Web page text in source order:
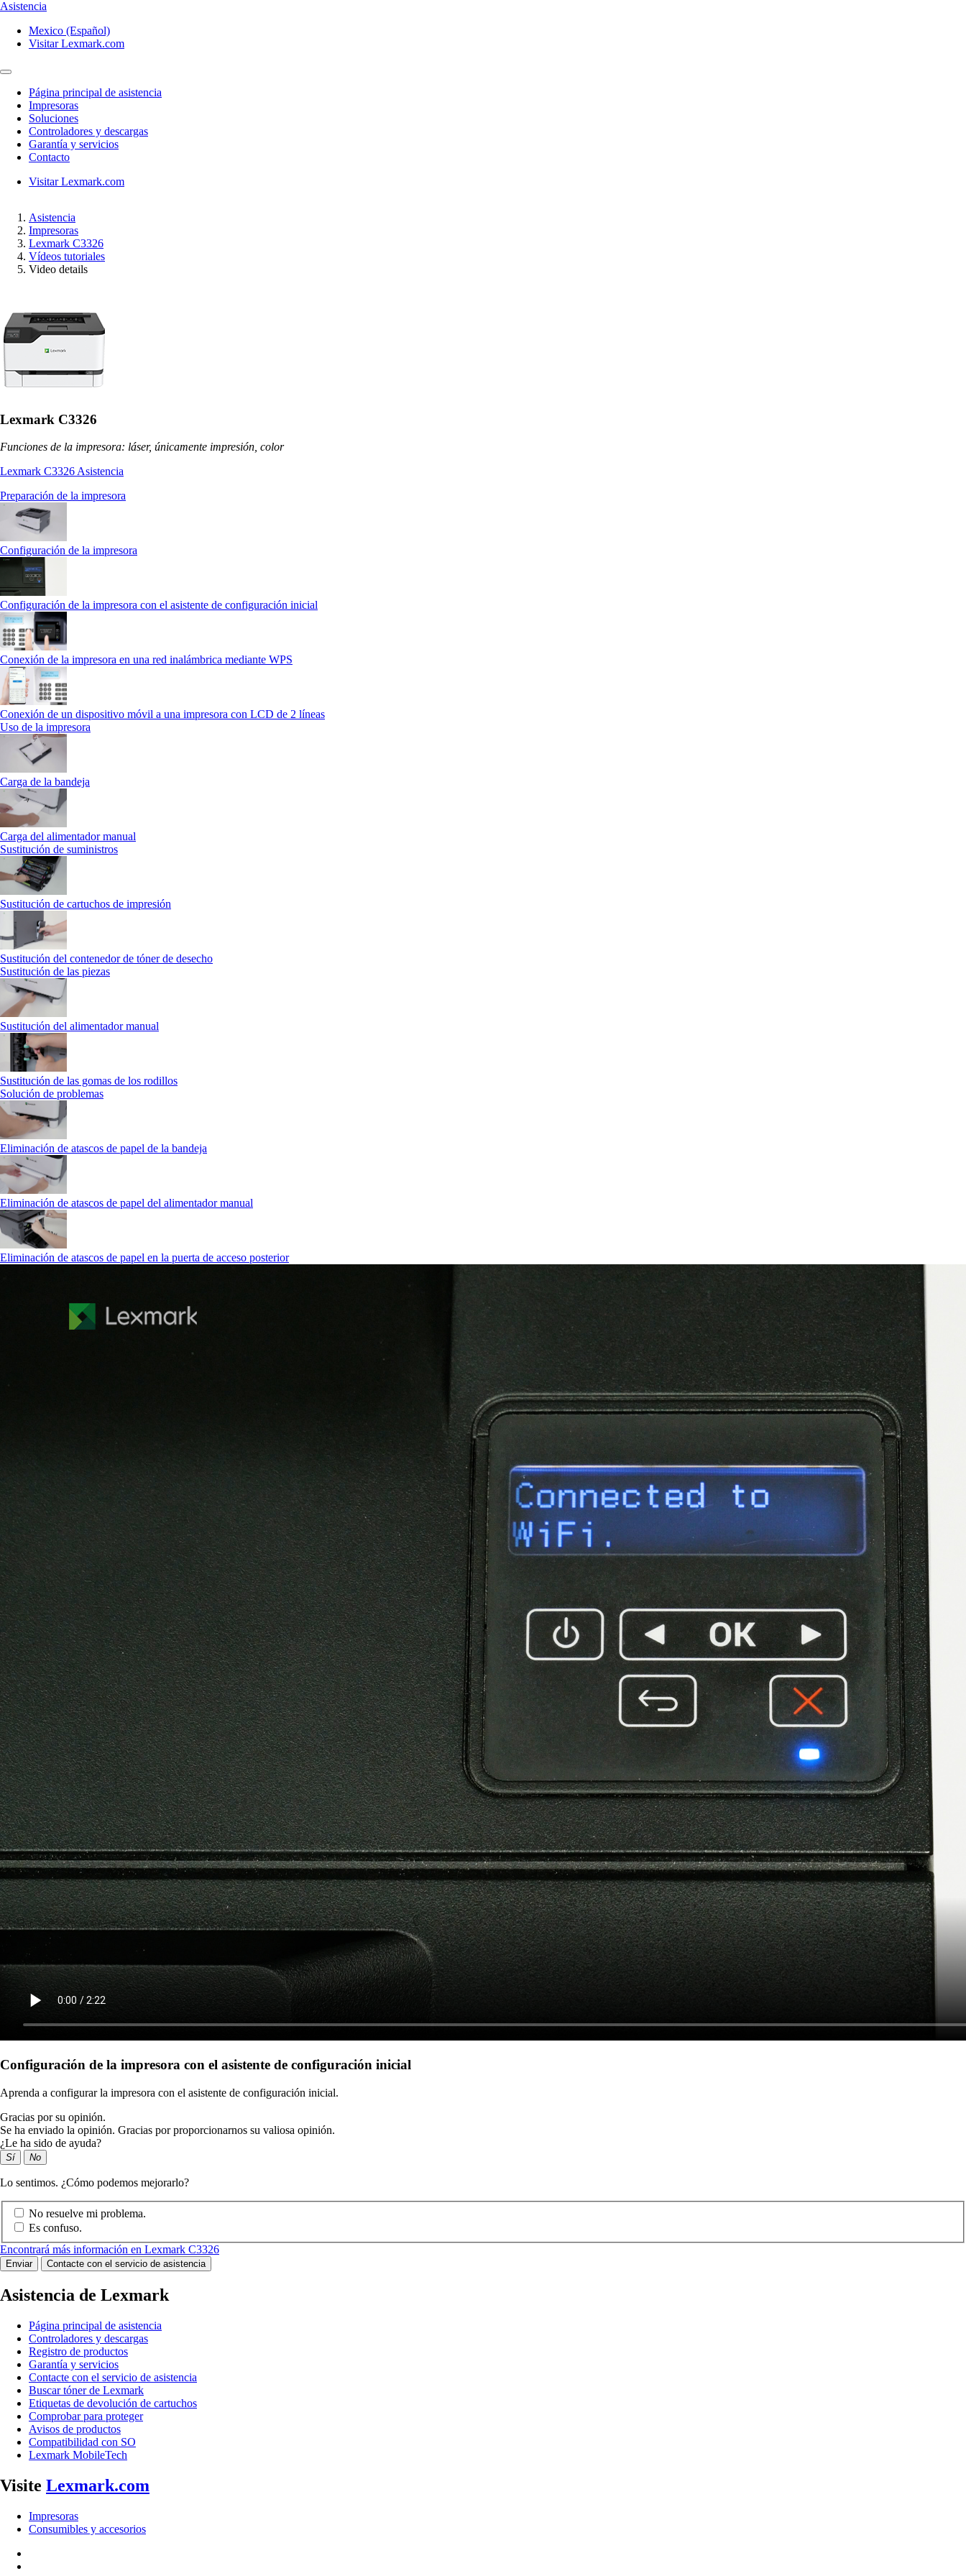
Asistencia
Mexico (Español)
Visitar Lexmark.com
Página principal de asistencia
Impresoras
Soluciones
Controladores y descargas
Garantía y servicios
Contacto
Visitar Lexmark.com
Asistencia
Impresoras
Lexmark C3326
Vídeos tutoriales
Video details
Lexmark C3326
Funciones de la impresora: láser, únicamente impresión, color
Lexmark C3326 Asistencia
Preparación de la impresora
Configuración de la impresora
Configuración de la impresora con el asistente de configuración inicial
Conexión de la impresora en una red inalámbrica mediante WPS
Conexión de un dispositivo móvil a una impresora con LCD de 2 líneas
Uso de la impresora
Carga de la bandeja
Carga del alimentador manual
Sustitución de suministros
Sustitución de cartuchos de impresión
Sustitución del contenedor de tóner de desecho
Sustitución de las piezas
Sustitución del alimentador manual
Sustitución de las gomas de los rodillos
Solución de problemas
Eliminación de atascos de papel de la bandeja
Eliminación de atascos de papel del alimentador manual
Eliminación de atascos de papel en la puerta de acceso posterior
Configuración de la impresora con el asistente de configuración inicial
Aprenda a configurar la impresora con el asistente de configuración inicial.
Gracias por su opinión.
Se ha enviado la opinión. Gracias por proporcionarnos su valiosa opinión.
¿Le ha sido de ayuda?
Sí No
Lo sentimos. ¿Cómo podemos mejorarlo?
No resuelve mi problema.
Es confuso.
Encontrará más información en Lexmark C3326
Enviar Contacte con el servicio de asistencia
Asistencia de Lexmark
Página principal de asistencia
Controladores y descargas
Registro de productos
Garantía y servicios
Contacte con el servicio de asistencia
Buscar tóner de Lexmark
Etiquetas de devolución de cartuchos
Comprobar para proteger
Avisos de productos
Compatibilidad con SO
Lexmark MobileTech
Visite Lexmark.com
Impresoras
Consumibles y accesorios